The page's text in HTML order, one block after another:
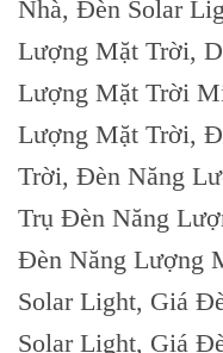
Nhà, Đèn Solar
Lượng Mặt Trời,
Lượng Mặt Trời
Lượng Mặt Trời,
Trời, Đèn Năng
Trụ Đèn Năng
Đèn Năng Lượng
Solar Light, Giá
Solar Light, Giá